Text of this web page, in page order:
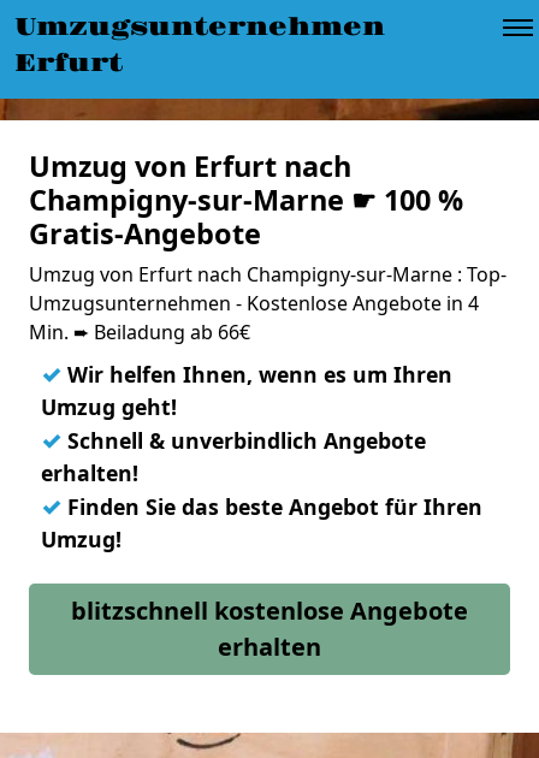
Umzugsunternehmen
Erfurt
Umzug von Erfurt nach
Champigny-sur-Marne ☛ 100 %
Gratis-Angebote
Umzug von Erfurt nach Champigny-sur-Marne : Top-
Umzugsunternehmen - Kostenlose Angebote in 4
Min. ➨ Beiladung ab 66€
✓ Wir helfen Ihnen, wenn es um Ihren
Umzug geht!
✓ Schnell & unverbindlich Angebote
erhalten!
✓ Finden Sie das beste Angebot für Ihren
Umzug!
blitzschnell kostenlose Angebote
erhalten